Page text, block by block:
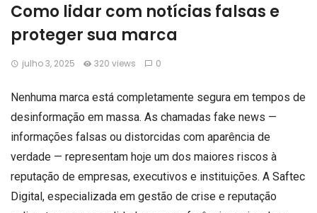
Como lidar com notícias falsas e
proteger sua marca
julho 3, 2025 320 views 0
Nenhuma marca está completamente segura em tempos de
desinformação em massa. As chamadas fake news —
informações falsas ou distorcidas com aparência de
verdade — representam hoje um dos maiores riscos à
reputação de empresas, executivos e instituições. A Saftec
Digital, especializada em gestão de crise e reputação